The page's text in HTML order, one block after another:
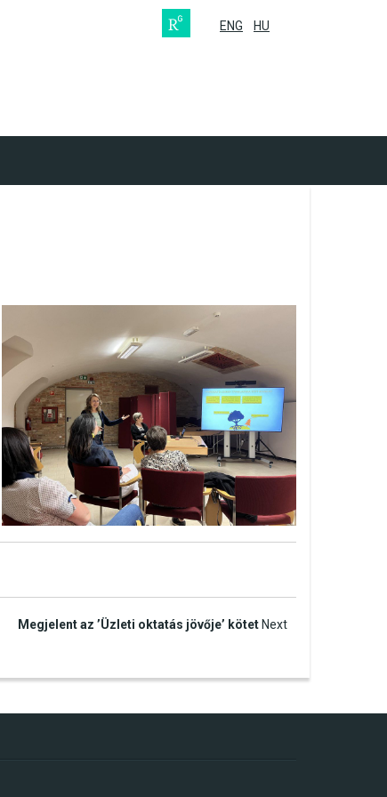
ENG HU
Megjelent az ’Üzleti oktatás jövője’ kötet Next